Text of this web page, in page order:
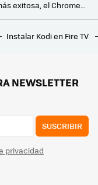
Estos ingenieros quieren que puedas escuchar con más calidad tu música digital favorita: así son MQA Qrono dsd y d2a
sobre videojuegos
Instalar Kodi en Fire TV
NEWSLETTER
SUSCRIBIR
privacidad